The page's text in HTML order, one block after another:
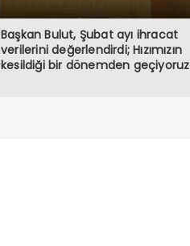
Başkan Bulut, Şubat ayı ihracat
verilerini değerlendirdi; Hızımızın
kesildiği bir dönemden geçiyoruz